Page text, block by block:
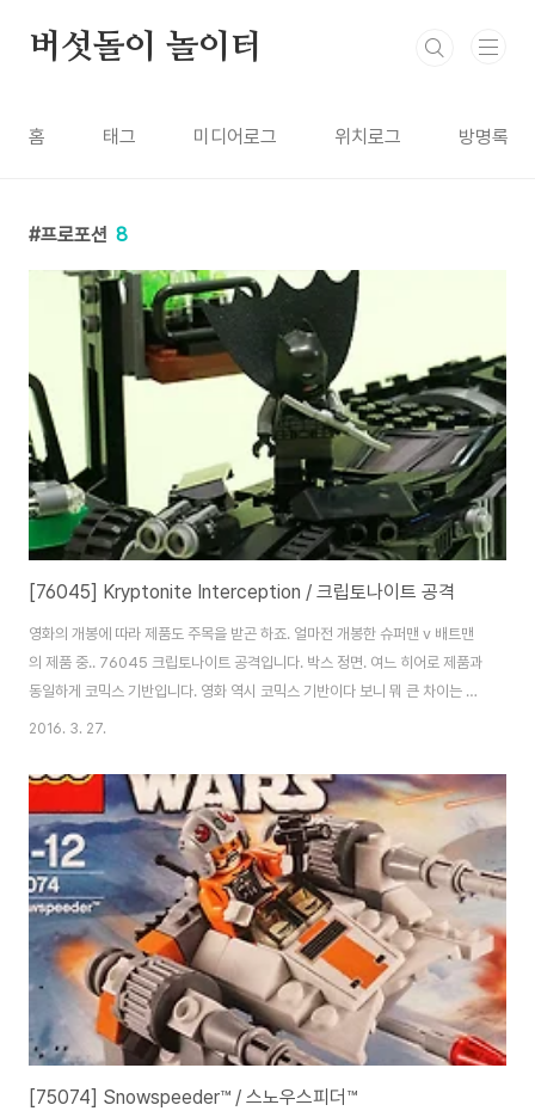
버섯돌이 놀이터
홈 태그 미디어로그 위치로그 방명록
프로포션 8
[76045] Kryptonite Interception / 크립토나이트 공격
영화의 개봉에 따라 제품도 주목을 받곤 하죠. 얼마전 개봉한 슈퍼맨 v 배트맨
의 제품 중.. 76045 크립토나이트 공격입니다. 박스 정면. 여느 히어로 제품과
동일하게 코믹스 기반입니다. 영화 역시 코믹스 기반이다 보니 뭐 큰 차이는 없
는 듯 해요. 박스 뒷면.몇가지 기믹을 선보이고 있습니다. 브릭 봉다리는 3개.
가 눈에 띄네요. 배트맨입니다. 역시 턱이 오픈된 형태의 헬멧과 장화 표현이 눈
에 띄네요. 신형 마스크 제품의 배트맨들은 기존에 비해 페이스 컬러도 짙은 편
입니다. 선탠 좀 했나봐요. ^^; 이번 영화에서 사용되는 표창 디자인 괜찮던데..
은색으로 뽑아준건 고맙지만 금형도 좀 바뀌었으면 하는 아쉬움이 있긴 해요.
렉스코..
2016. 3. 27.
[75074] Snowspeeder™ / 스노우스피더™